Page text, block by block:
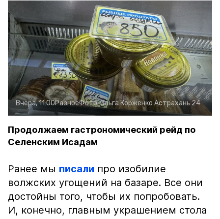
Вчера, 11:00РазноеФото:Ольга Корженко Астрахань 24
Продолжаем гастрономический рейд по
Селенским Исадам
Ранее мы писали про изобилие
волжских угощений на базаре. Все они
достойны того, чтобы их попробовать.
И, конечно, главным украшением стола